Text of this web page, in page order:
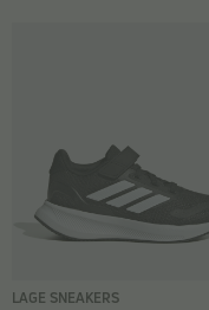
LAGE SNEAKERS